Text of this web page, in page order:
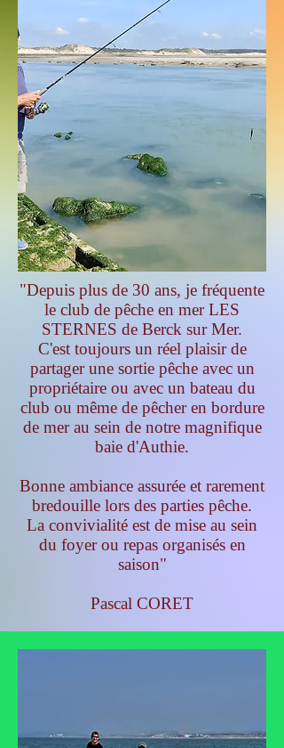
"Depuis plus de 30 ans, je fréquente
le club de pêche en mer LES
STERNES de Berck sur Mer.
C'est toujours un réel plaisir de
partager une sortie pêche avec un
propriétaire ou avec un bateau du
club ou même de pêcher en bordure
de mer au sein de notre magnifique
baie d'Authie.
Bonne ambiance assurée et rarement
bredouille lors des parties pêche.
La convivialité est de mise au sein
du foyer ou repas organisés en
saison"
Pascal CORET